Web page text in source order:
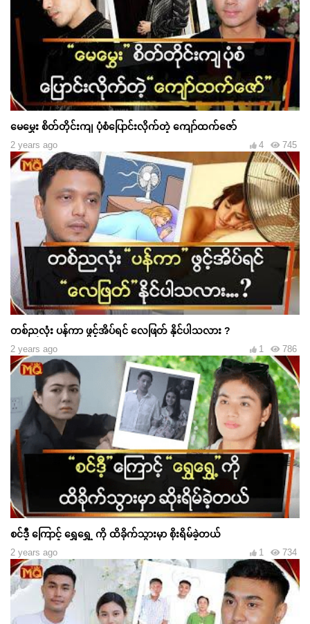
မေမွှေး စိတ်တိုင်းကျ ပုံစံပြောင်းလိုက်တဲ့ ကျော်ထက်ဇော်
2 years ago 745
4
တစ်ညလုံး ပန်ကာ ဖွင့်အိပ်ရင် လေဖြတ် နိုင်ပါသလား ?
2 years ago 786
1
စင်ဒီ့ ကြောင့် ရွှေရွှေ့ ကို ထိခိုက်သွားမှာ စိုးရိမ်ခဲ့တယ်
2 years ago 734
1